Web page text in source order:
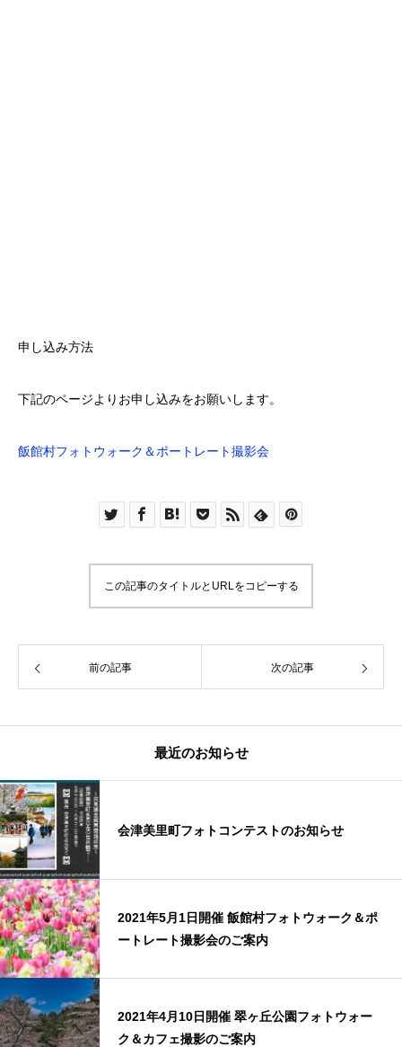
申し込み方法
下記のページよりお申し込みをお願いします。
飯館村フォトウォーク＆ポートレート撮影会
この記事のタイトルとURLをコピーする
前の記事 次の記事
最近のお知らせ
会津美里町フォトコンテストのお知らせ
2021年5月1日開催 飯館村フォトウォーク＆ポ
ートレート撮影会のご案内
2021年4月10日開催 翠ヶ丘公園フォトウォー
ク＆カフェ撮影のご案内